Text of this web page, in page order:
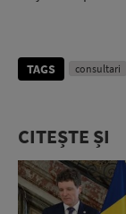
TAGS consultari
CITEȘTE ȘI